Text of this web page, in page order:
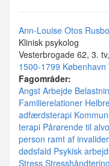
Ann-Louise Otos
Klinisk psykolog
Vesterbrogade 62, 3.
1500-1799 København
Fagområder:
Angst Arbejde
Familierelationer
adfærdsterapi
terapi Pårørende til
person ramt af
dødsfald Psykisk
Stress Stresshåndtering